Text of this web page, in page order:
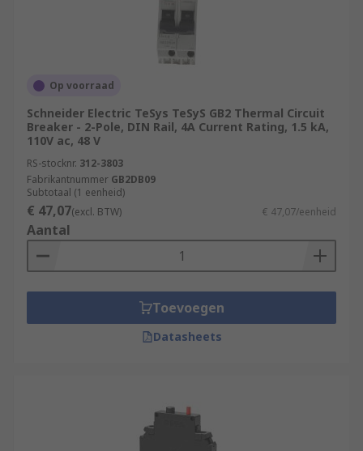
Op voorraad
Schneider Electric TeSys TeSyS GB2 Thermal Circuit
Breaker - 2-Pole, DIN Rail, 4A Current Rating, 1.5 kA,
110V ac, 48 V
RS-stocknr. 312-3803
Fabrikantnummer GB2DB09
Subtotaal (1 eenheid)
€ 47,07(excl. BTW) € 47,07/eenheid
Aantal
Toevoegen
Datasheets